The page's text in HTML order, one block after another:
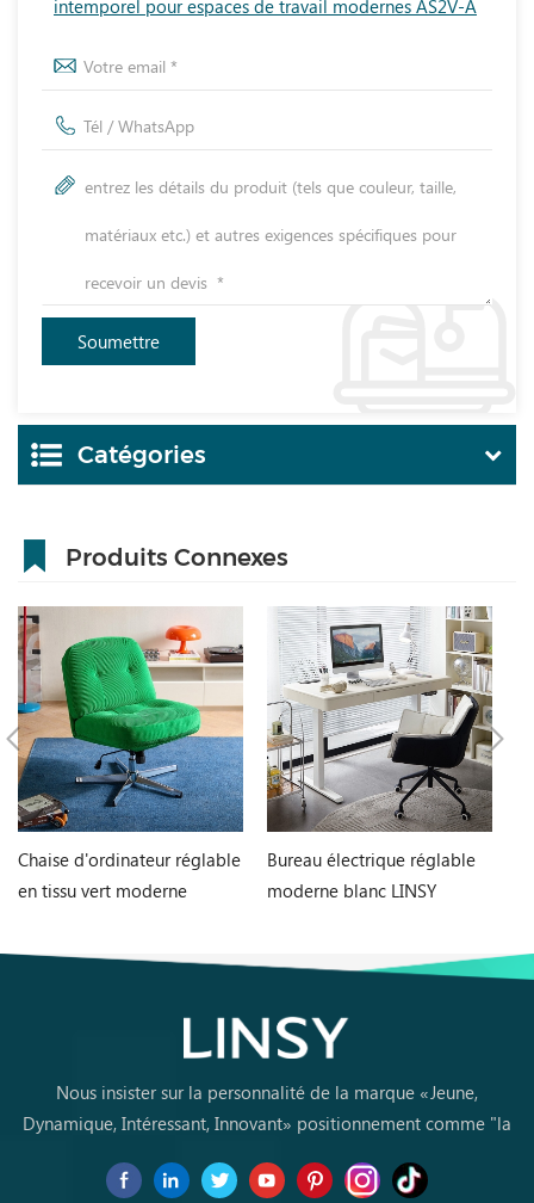
intemporel pour espaces de travail modernes AS2V-A
Catégories
Produits Connexes
Chaise d'ordinateur réglable
en tissu vert moderne
Bureau électrique réglable
moderne blanc LINSY
Nous insister sur la personnalité de la marque «Jeune,
Dynamique, Intéressant, Innovant» positionnement comme "la
pour la première fois